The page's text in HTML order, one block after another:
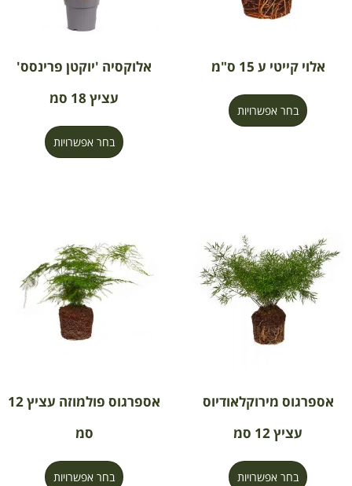
אלוי קייטי ע 15 ס"מ
בחר אפשרויות
אלוקסיה 'יוקטן פרינסס'
עציץ 18 סמ
בחר אפשרויות
אספרגוס מירוקלאודיוס
עציץ 12 סמ
בחר אפשרויות
אספרגוס פולמוזה עציץ 12
סמ
בחר אפשרויות